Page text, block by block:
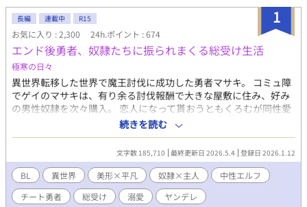
1
長編 連載中 R15
お気に入り : 2,300 24h.ポイント : 674
エンド後勇者、奴隷たちに振られまくる総受け生活
極寒の日々
異世界転移した世界で魔王討伐に成功した勇者マサキ。 コミュ障
でゲイのマサキは、有り余る討伐報酬で大きな屋敷に住み、好み
の男性奴隷を次々購入。 恋人になって貰おうともくろむが同性愛
が受け入れられていない世界でことごとく振られ続け、仕方がな
いので買い取った奴隷たちは解放して自立の面倒を見ている。 そ
んなある時、美しいエルフの少女奴隷を成り行きで買うことに。
自分に懐くエルフに父性が芽生えるが、どうやらその奴隷は少女
ではなかったようで…。 エルフに愛情を向けるマサキに、振った
はずの元奴隷たちの様子が徐々に変化していく。 最強なのにうだ
つが上がらないマサキの総受けライフ。
続きを読む
文字数 185,710 最終更新日 2026.5.4 登録日 2026.1.12
BL 異世界 美形×平凡 奴隷×主人
中性エルフ
チート勇者
総受け 溺愛 ヤンデレ